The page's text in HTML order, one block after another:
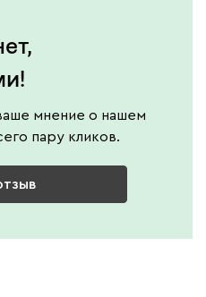
мнение о нашем
пару кликов.